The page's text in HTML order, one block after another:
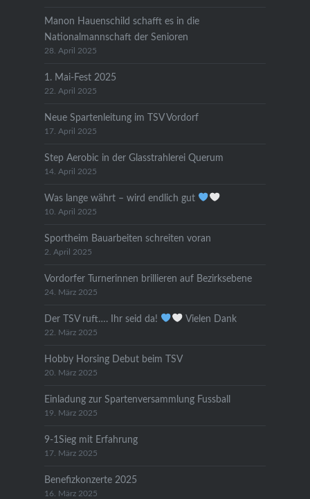
Manon Hauenschild schafft es in die
Nationalmannschaft der Senioren
28. April 2025
1. Mai-Fest 2025
22. April 2025
Neue Spartenleitung im TSV Vordorf
17. April 2025
Step Aerobic in der Glasstrahlerei Querum
14. April 2025
Was lange währt – wird endlich gut
10. April 2025
Sportheim Bauarbeiten schreiten voran
2. April 2025
Vordorfer Turnerinnen brillieren auf Bezirksebene
24. März 2025
Der TSV ruft…. Ihr seid da! Vielen Dank
22. März 2025
Hobby Horsing Debut beim TSV
20. März 2025
Einladung zur Spartenversammlung Fussball
19. März 2025
9-1Sieg mit Erfahrung
17. März 2025
Benefizkonzerte 2025
16. März 2025